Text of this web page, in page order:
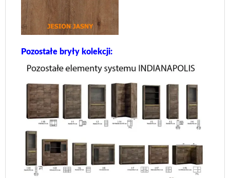
Pozostałe bryły kolekcji: